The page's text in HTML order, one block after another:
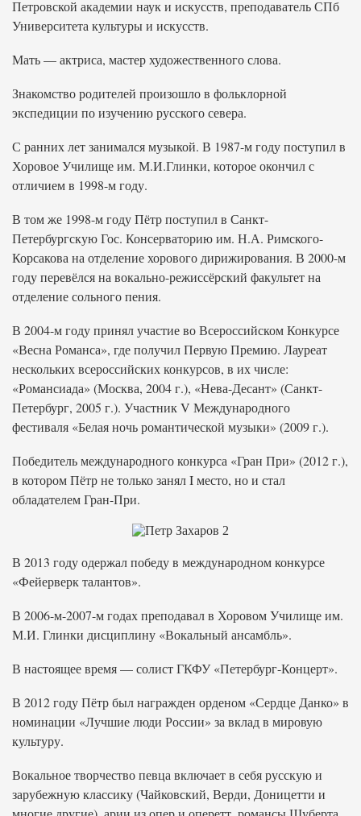
Петровской академии наук и искусств, преподаватель СПб
Университета культуры и искусств.
Мать — актриса, мастер художественного слова.
Знакомство родителей произошло в фольклорной
экспедиции по изучению русского севера.
С ранних лет занимался музыкой. В 1987-м году поступил в
Хоровое Училище им. М.И.Глинки, которое окончил с
отличием в 1998-м году.
В том же 1998-м году Пётр поступил в Санкт-
Петербургскую Гос. Консерваторию им. Н.А. Римского-
Корсакова на отделение хорового дирижирования. В 2000-м
году перевёлся на вокально-режиссёрский факультет на
отделение сольного пения.
В 2004-м году принял участие во Всероссийском Конкурсе
«Весна Романса», где получил Первую Премию. Лауреат
нескольких всероссийских конкурсов, в их числе:
«Романсиада» (Москва, 2004 г.), «Нева-Десант» (Санкт-
Петербург, 2005 г.). Участник V Международного
фестиваля «Белая ночь романтической музыки» (2009 г.).
Победитель международного конкурса «Гран При» (2012 г.),
в котором Пётр не только занял I место, но и стал
обладателем Гран-При.
В 2013 году одержал победу в международном конкурсе
«Фейерверк талантов».
В 2006-м-2007-м годах преподавал в Хоровом Училище им.
М.И. Глинки дисциплину «Вокальный ансамбль».
В настоящее время — солист ГКФУ «Петербург-Концерт».
В 2012 году Пётр был награжден орденом «Сердце Данко» в
номинации «Лучшие люди России» за вклад в мировую
культуру.
Вокальное творчество певца включает в себя русскую и
зарубежную классику (Чайковский, Верди, Доницетти и